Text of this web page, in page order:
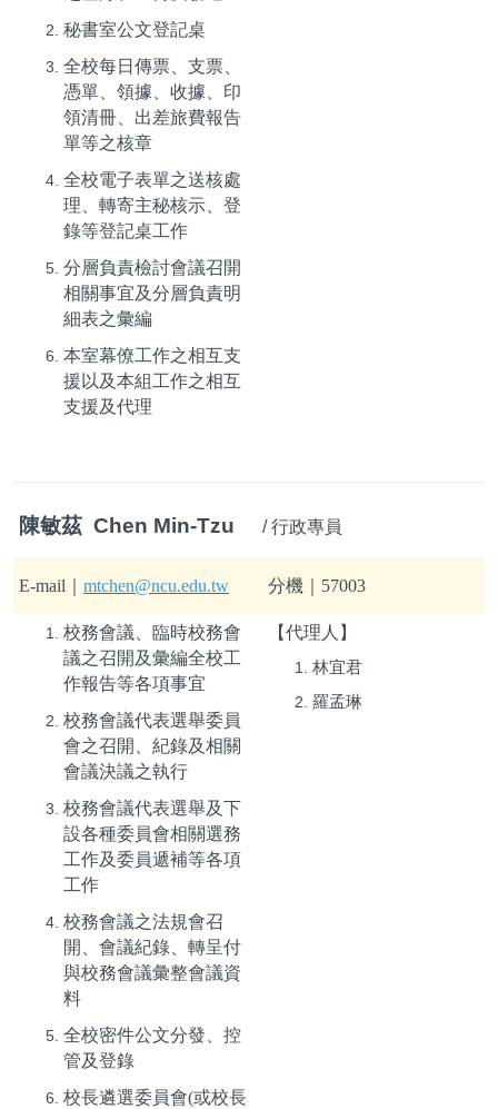
秘書室公文登記桌
全校每日傳票、支票、
憑單、領據、收據、印
領清冊、出差旅費報告
單等之核章
全校電子表單之送核處
理、轉寄主秘核示、登
錄等登記桌工作
分層負責檢討會議召開
相關事宜及分層負責明
細表之彙編
本室幕僚工作之相互支
援以及本組工作之相互
支援及代理
陳敏茲 Chen Min-Tzu / 行政專員
E-mail mtchen@ncu.edu.tw 分機｜ 57003
校務會議、臨時校務會
議之召開及彙編全校工
作報告等各項事宜
校務會議代表選舉委員
會之召開、紀錄及相關
會議決議之執行
校務會議代表選舉及下
設各種委員會相關選務
工作及委員遞補等各項
工作
校務會議之法規會召
開、會議紀錄、轉呈付
與校務會議彙整會議資
料
全校密件公文分發、控
管及登錄
校長遴選委員會(或校長
【代理人】
林宜君
羅孟琳